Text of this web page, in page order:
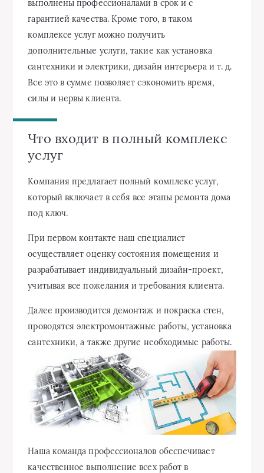
выполнены профессионалами в срок и с
гарантией качества. Кроме того, в таком
комплексе услуг можно получить
дополнительные услуги, такие как установка
сантехники и электрики, дизайн интерьера и т. д.
Все это в сумме позволяет сэкономить время,
силы и нервы клиента.
Что входит в полный комплекс
услуг
Компания предлагает полный комплекс услуг,
который включает в себя все этапы ремонта дома
под ключ.
При первом контакте наш специалист
осуществляет оценку состояния помещения и
разрабатывает индивидуальный дизайн-проект,
учитывая все пожелания и требования клиента.
Далее производится демонтаж и покраска стен,
проводятся электромонтажные работы, установка
сантехники, а также другие необходимые работы.
Наша команда профессионалов обеспечивает
качественное выполнение всех работ в